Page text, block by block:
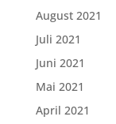
August 2021
Juli 2021
Juni 2021
Mai 2021
April 2021